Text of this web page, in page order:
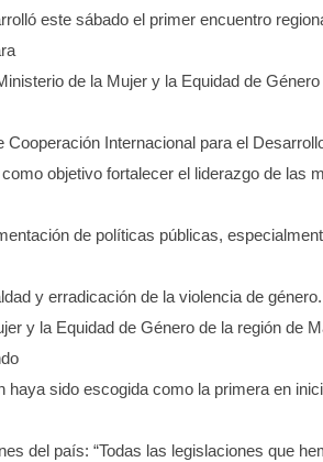
este sábado el primer encuentro
de la Mujer y la Equidad de
Cooperación Internacional para el
objetivo fortalecer el liderazgo de las
de políticas públicas,
y erradicación de la violencia de género.
y la Equidad de Género de la región de
haya sido escogida como la primera en
del país: “Todas las legislaciones que